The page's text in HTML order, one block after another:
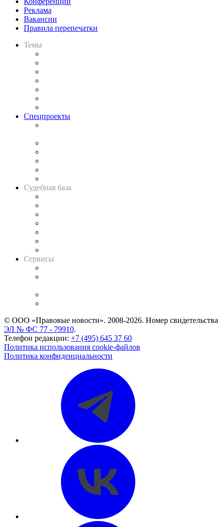
Реклама
Вакансии
Правила перепечатки
Темы
Спецпроекты
Судебная база
Сервисы
© ООО «Правовые новости». 2008-2026. Номер свидетельства
ЭЛ № ФС 77 - 79910.
Телефон редакции: +7 (495) 645 37 60
Политика использования cookie-файлов
Политика конфиденциальности